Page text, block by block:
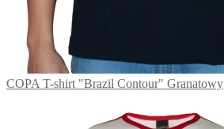
COPA T-shirt "Brazil Contour" Granatowy